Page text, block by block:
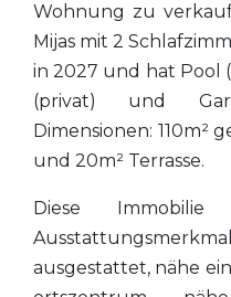
Wohnung zu
Mijas mit 2
in 2027 und hat Pool
(privat) und
Dimensionen: 110m²
und 20m² Terrasse.
Diese
ausgestattet, nähe